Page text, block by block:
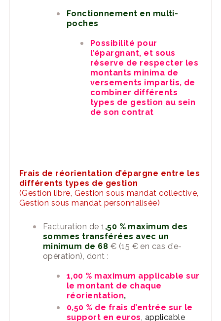
Fonctionnement en multi-
poches
Possibilité pour
l’épargnant, et sous
réserve de respecter les
montants minima de
versements impartis, de
combiner différents
types de gestion au sein
de son contrat
Frais de réorientation d’épargne entre les
différents types de gestion
(Gestion libre, Gestion sous mandat collective,
Gestion sous mandat personnalisée)
Facturation de 1,50 % maximum des
sommes transférées avec un
minimum de 68 € (15 € en cas d’e-
opération), dont :
1,00 % maximum applicable sur
le montant de chaque
réorientation,
0,50 % de frais d’entrée sur le
support en euros, applicable